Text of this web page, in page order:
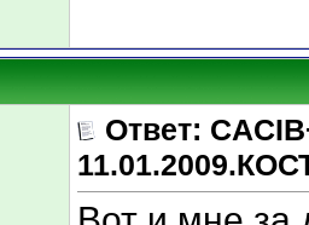
Ответ: